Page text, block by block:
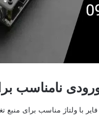
ورودی نامناسب
فایر با ولتاژ مناسب برای